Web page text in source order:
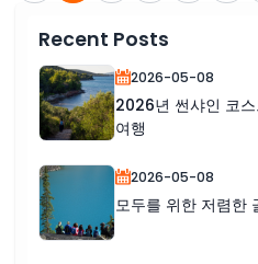
Recent Posts
2026-05-08
2026년 썬샤인 코
여행
2026-05-08
모두를 위한 저렴한